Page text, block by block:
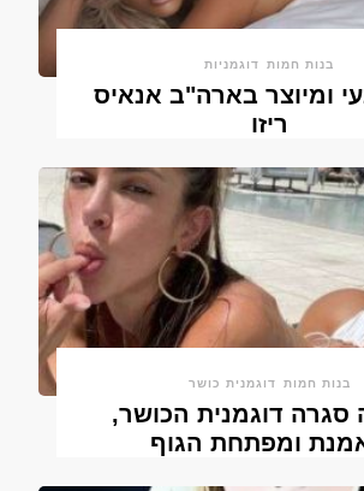
בנות חמות דוגמניות
ומיוצר בארה"ב אנאיס
ריזו
בנות חמות דוגמנית כושר
סגרה דוגמנית הכושר,
ומפתחת הגוף